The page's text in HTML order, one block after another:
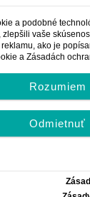
Kontakt
Všeobecné
nezisková
a podobné
vaše
ako je
a Zásadách
Rozumiem
Odmietnuť